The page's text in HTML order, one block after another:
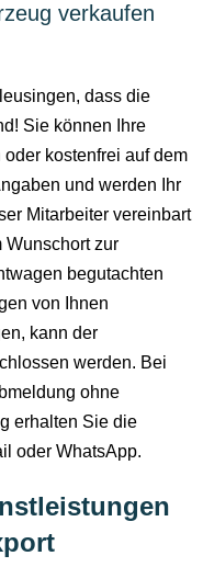
verkaufen
dass die
Sie können Ihre
kostenfrei auf dem
und werden Ihr
Mitarbeiter vereinbart
Wunschort zur
begutachten
von Ihnen
kann der
werden. Bei
ohne
erhalten Sie die
oder WhatsApp.